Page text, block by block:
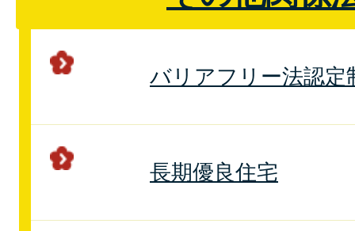
バリアフリー法認定
長期優良住宅